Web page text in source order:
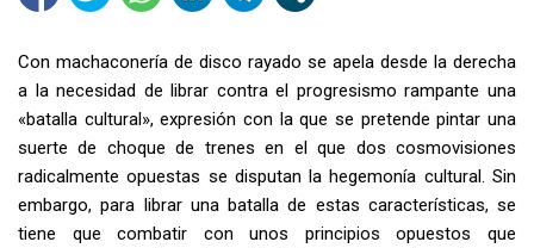
Con machaconería de disco rayado se apela desde la derecha
a la necesidad de librar contra el progresismo rampante una
«batalla cultural», expresión con la que se pretende pintar una
suerte de choque de trenes en el que dos cosmovisiones
radicalmente opuestas se disputan la hegemonía cultural. Sin
embargo, para librar una batalla de estas características, se
tiene que combatir con unos principios opuestos que